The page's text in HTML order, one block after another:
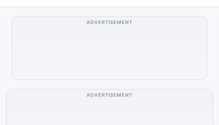
ADVERTISEMENT
ADVERTISEMENT